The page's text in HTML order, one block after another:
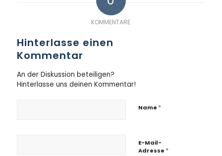
KOMMENTARE
Hinterlasse einen
Kommentar
An der Diskussion beteiligen?
Hinterlasse uns deinen Kommentar!
Name *
E-Mail-
Adresse *